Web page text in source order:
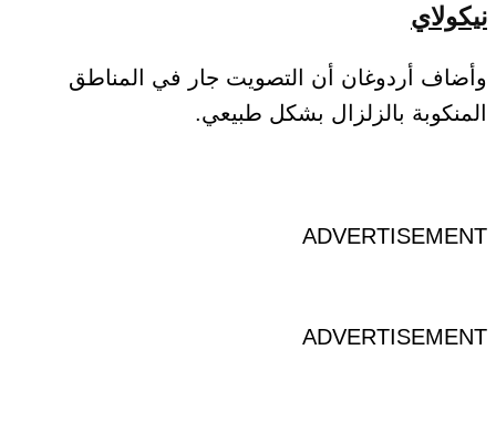
نيكولاي
وأضاف أردوغان أن التصويت جار في المناطق
المنكوبة بالزلزال بشكل طبيعي.
ADVERTISEMENT
ADVERTISEMENT